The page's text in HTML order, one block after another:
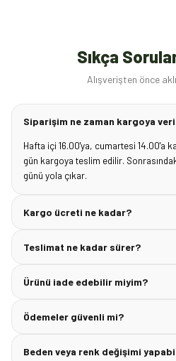
Sıkça
Alışverişten önce
Siparişim ne zaman kargoya
Hafta içi 16.00'ya, cumartesi 14.00'a
gün kargoya teslim edilir.
günü yola çıkar.
Kargo ücreti ne kadar?
Teslimat ne kadar sürer?
Ürünü iade edebilir miyim?
Ödemeler güvenli mi?
Beden veya renk değişimi